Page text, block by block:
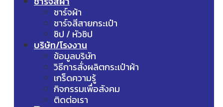
ชาร์จผ้า
ชาร์จสีสายกระเป๋า
ซิป / หัวซิป
บริษัท/โรงงาน
ข้อมูลบริษัท
วิธีการสั่งผลิตกระเป๋าผ้า
เกร็ดความรู้
กิจกรรมเพื่อสังคม
ติดต่อเรา